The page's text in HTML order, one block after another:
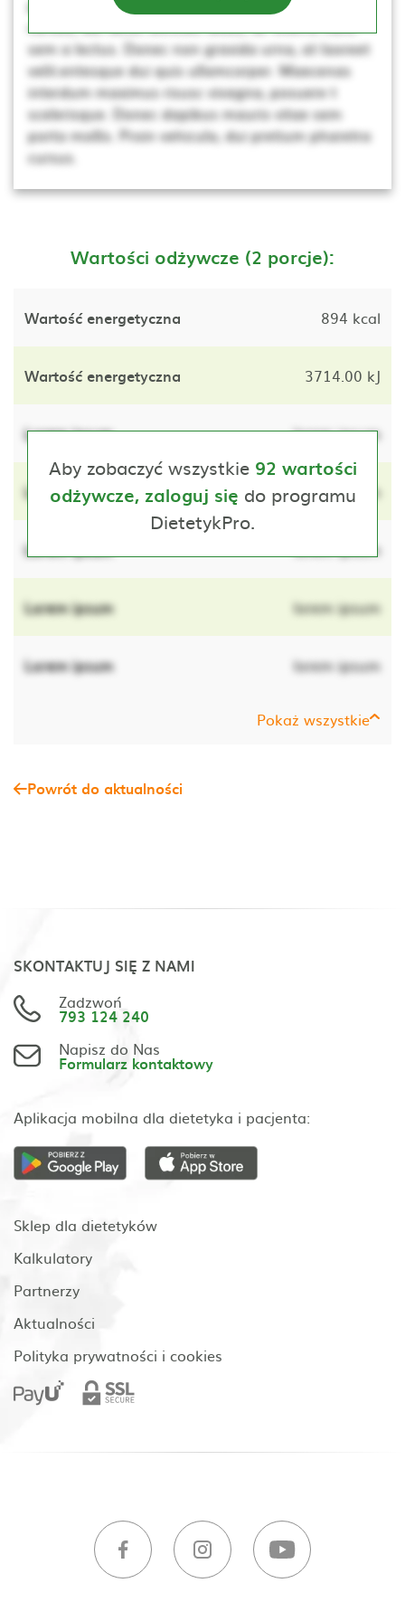
porta mollis. Proin vehicula, dui pretium pharetra
sem a lectus. Donec non gravida urna, at laoreet
velit.entesque dui quis ullamcorper. Maecenas
interdum maximus risusc vivagna, posuere t
scelerisque. Donec dapibus mauris vitae sem
porta mollis. Proin vehicula, dui pretium pharetra
cursus.
Wartości odżywcze (2 porcje):
Wartość energetyczna 894 kcal
Wartość energetyczna 3714.00 kJ
Lorem ipsum lorem ipsum
Lorem ipsum lorem ipsum
Lorem ipsum lorem ipsum
Lorem ipsum lorem ipsum
Lorem ipsum lorem ipsum
Pokaż wszystkie
Aby zobaczyć wszystkie 92 wartości
odżywcze, zaloguj się do programu
DietetykPro.
Powrót do aktualności
SKONTAKTUJ SIĘ Z NAMI
Zadzwoń
793 124 240
Napisz do Nas
Formularz kontaktowy
Aplikacja mobilna dla dietetyka i pacjenta:
Sklep dla dietetyków
Kalkulatory
Partnerzy
Aktualności
Polityka prywatności i cookies